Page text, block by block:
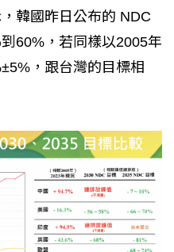
韓國昨日公布的 NDC
60%，若同樣以2005年
，跟台灣的目標相